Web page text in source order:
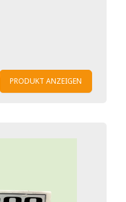
PRODUKT ANZEIGEN